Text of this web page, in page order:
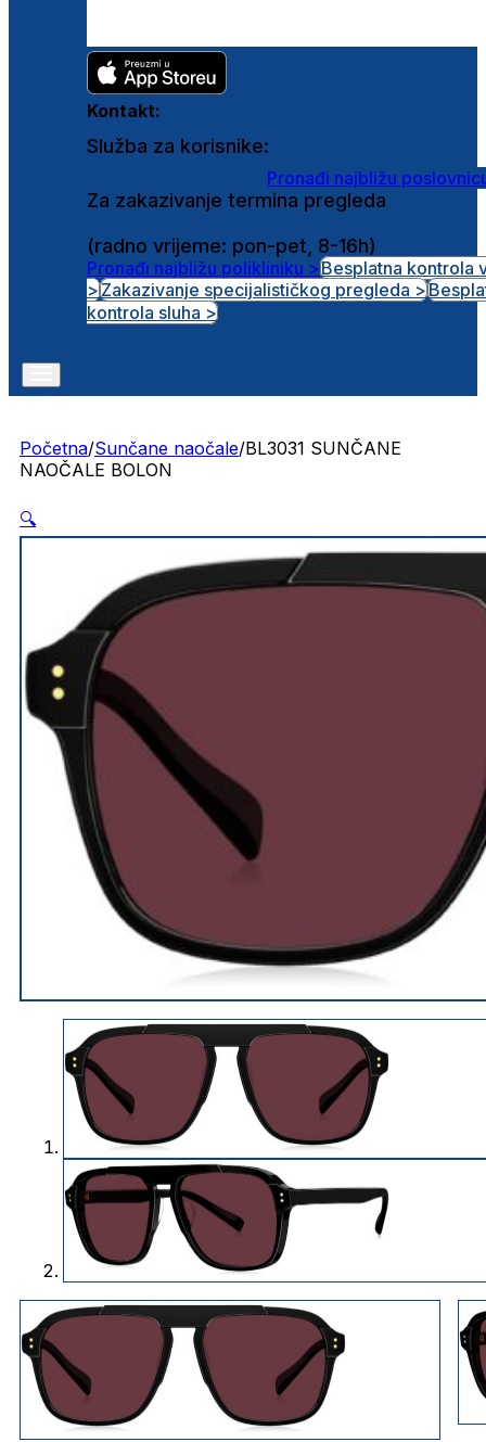
Kontakt:
Služba za korisnike:
Pronađi najbližu
Za zakazivanje termina pregleda
(radno vrijeme: pon-pet, 8-16h)
Pronađi najbližu polikliniku >Besplatna kontrola
>Zakazivanje specijalističkog pregleda >
kontrola sluha >
Početna/Sunčane naočale/BL3031 SUNČANE
NAOČALE BOLON
🔍